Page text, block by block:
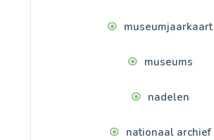
museumjaarkaart
museums
nadelen
nationaal archief